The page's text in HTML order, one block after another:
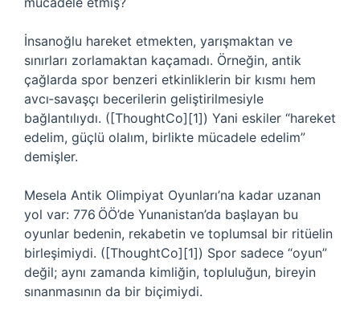
İnsanoğlu hareket etmekten, yarışmaktan ve
sınırları zorlamaktan kaçamadı. Örneğin, antik
çağlarda spor benzeri etkinliklerin bir kısmı hem
avcı‑savaşçı becerilerin geliştirilmesiyle
bağlantılıydı. ([ThoughtCo][1]) Yani eskiler “hareket
edelim, güçlü olalım, birlikte mücadele edelim”
demişler.
Mesela Antik Olimpiyat Oyunları’na kadar uzanan
yol var: 776 ÖÖ’de Yunanistan’da başlayan bu
oyunlar bedenin, rekabetin ve toplumsal bir ritüelin
birleşimiydi. ([ThoughtCo][1]) Spor sadece “oyun”
değil; aynı zamanda kimliğin, topluluğun, bireyin
sınanmasının da bir biçimiydi.